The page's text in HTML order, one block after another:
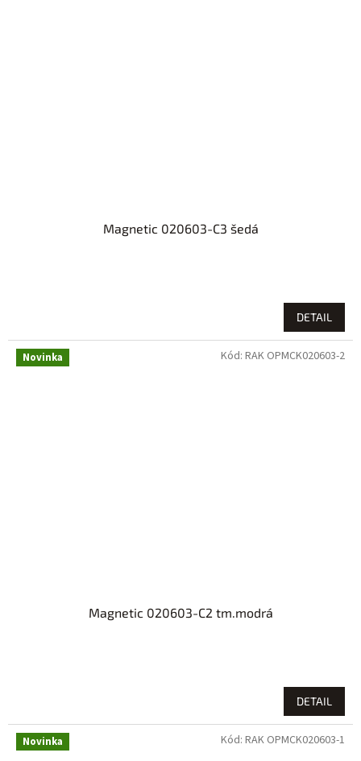
Magnetic 020603-C3 šedá
DETAIL
Novinka
Magnetic 020603-C2 tm.modrá
DETAIL
Kód: RAK OPMCK020603-2
Novinka Kód: RAK OPMCK020603-1